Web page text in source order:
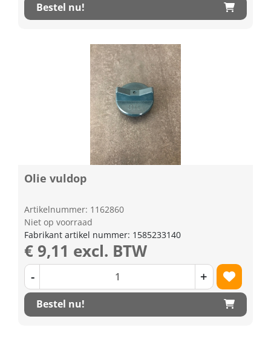
Bestel nu!
Olie vuldop
Artikelnummer: 1162860
Niet op voorraad
Fabrikant artikel nummer: 1585233140
€ 9,11 excl. BTW
- +
Bestel nu!